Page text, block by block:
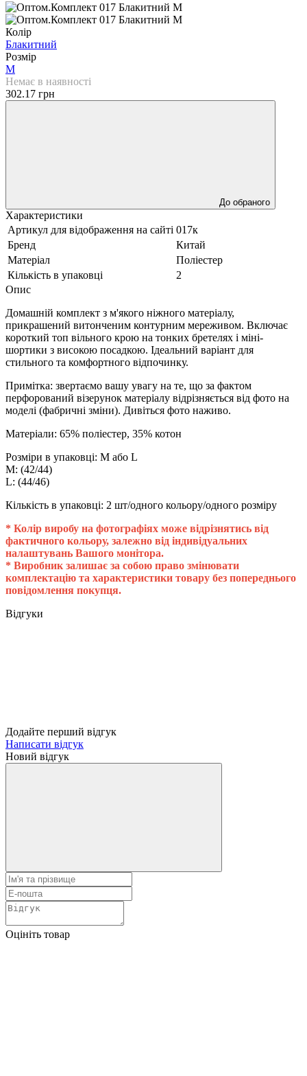
Колір
Блакитний
Розмір
M
Немає в наявності
302.17 грн
До обраного
Характеристики
Артикул для відображення на сайті 017к
Бренд
Китай
Матеріал
Поліестер
Кількість в упаковці
2
Опис
Домашній комплект з м'якого ніжного матеріалу,
прикрашений витонченим контурним мереживом. Включає
короткий топ вільного крою на тонких бретелях і міні-
шортики з високою посадкою. Ідеальний варіант для
стильного та комфортного відпочинку.
Примітка: звертаємо вашу увагу на те, що за фактом
перфорований візерунок матеріалу відрізняється від фото на
моделі (фабричні зміни). Дивіться фото наживо.
Матеріали: 65% поліестер, 35% котон
Розміри в упаковці: M або L
M: (42/44)
L: (44/46)
Кількість в упаковці: 2 шт/одного кольору/одного розміру
* Колір виробу на фотографіях може відрізнятись від
фактичного кольору, залежно від індивідуальних
налаштувань Вашого монітора.
* Виробник залишає за собою право змінювати
комплектацію та характеристики товару без попереднього
повідомлення покупця.
Відгуки
Додайте перший відгук
Написати відгук
Новий відгук
Оцініть товар